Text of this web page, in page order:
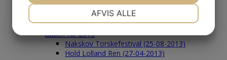
Klubrekorder 1970-2025
Gamle N.S.F. & ABU film
Galleri
Galleri for 2013
Nakskov Torskefestival (25-08-2013)
Hold Lolland Ren (27-04-2013)
MARKETING STATISTIK
AFVIS ALLE